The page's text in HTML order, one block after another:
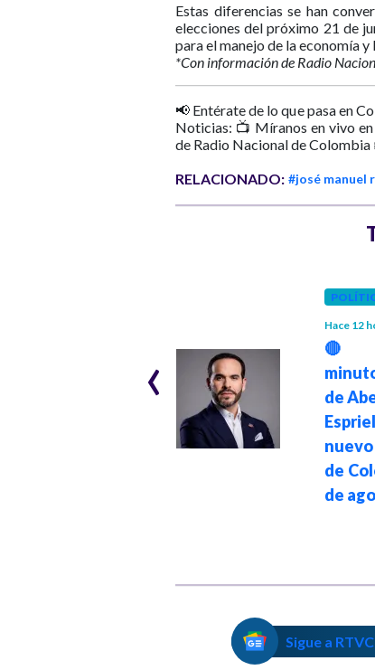
Estas diferencias se han
elecciones del próximo 21 de
para el manejo de la economía
*Con información de Radio
📢 Entérate de lo que pasa en
Noticias: 📺 Míranos en vivo
de Radio Nacional de Colombia
RELACIONADO: #josé manuel
presidente Petro
Hace 12
🔴
de
de
de
‹
Sigue a